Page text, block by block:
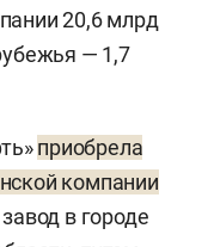
20,6 млрд
— 1,7
приобрела
компании
в городе